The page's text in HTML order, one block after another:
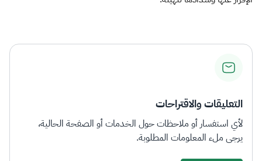
التعليقات والاقتراحات
لأي استفسار أو ملاحظات حول الخدمات أو الصفحة الحالية،
يرجى ملء المعلومات المطلوبة.